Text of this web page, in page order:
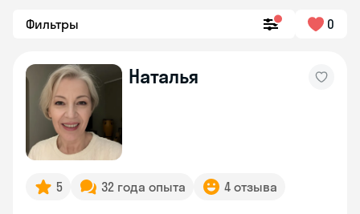
Фильтры 0
Наталья
5 32 года опыта 4 отзыва